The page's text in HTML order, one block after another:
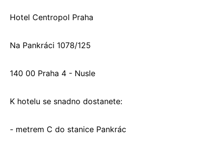
Hotel Centropol Praha
Na Pankráci 1078/125
140 00 Praha 4 - Nusle
K hotelu se snadno dostanete:
- metrem C do stanice Pankrác